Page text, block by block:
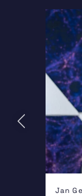
Jan
Vorige